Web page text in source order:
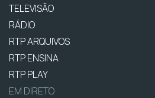
TELEVISÃO
RÁDIO
RTP ARQUIVOS
RTP ENSINA
RTP PLAY
EM DIRETO